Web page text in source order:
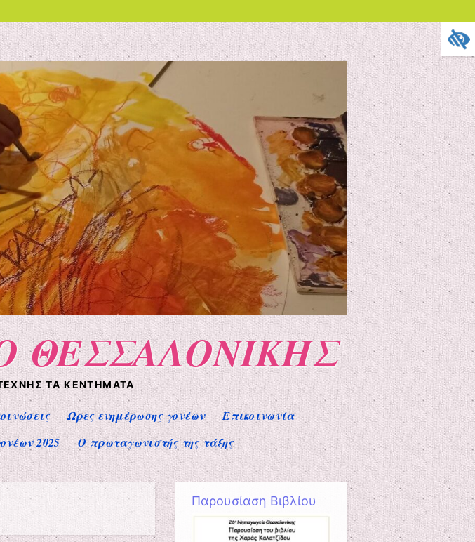
ΘΕΣΣΑΛΟΝΙΚΗΣ
ΤΑ ΚΕΝΤΉΜΑΤΑ
Ώρες ενημέρωσης γονέων
Επικοινωνία
2025 Ο πρωταγωνιστής της τάξης
Παρουσίαση Βιβλίου